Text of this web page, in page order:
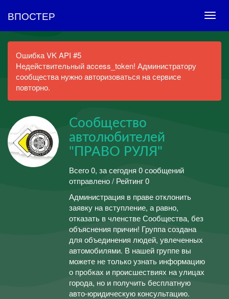
ВПОСТЕР
Ошибка VK API #5
Недействительный access_token! Администратору
сообщества нужно авторизоваться на сервисе
повторно.
Сообщество
автолюбителей
"ПРАВО РУЛЯ"
Всего 0, за сегодня 0 сообщений
отправлено / Рейтинг 0
Администрация в праве отклонить
заявку на вступление, а равно​,
отказать в членстве Сообщества, без
объяснения причин! Группа создана
для объединения людей, увлеченных
автомобилями. В нашей группе вы
можете не только узнать информацию
о пробках и происшествиях на улицах
города, но и получить бесплатную
авто-юридическую консультацию.